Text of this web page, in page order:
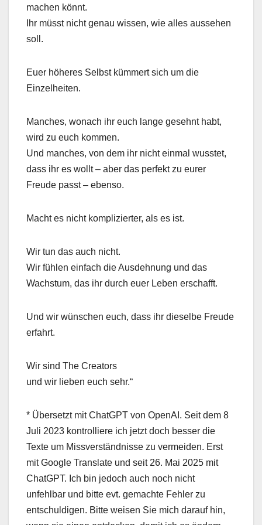
machen könnt.
Ihr müsst nicht genau wissen, wie alles aussehen
soll.
Euer höheres Selbst kümmert sich um die
Einzelheiten.
Manches, wonach ihr euch lange gesehnt habt,
wird zu euch kommen.
Und manches, von dem ihr nicht einmal wusstet,
dass ihr es wollt – aber das perfekt zu eurer
Freude passt – ebenso.
Macht es nicht komplizierter, als es ist.
Wir tun das auch nicht.
Wir fühlen einfach die Ausdehnung und das
Wachstum, das ihr durch euer Leben erschafft.
Und wir wünschen euch, dass ihr dieselbe Freude
erfahrt.
Wir sind The Creators
und wir lieben euch sehr.“
* Übersetzt mit ChatGPT von OpenAI. Seit dem 8
Juli 2023 kontrolliere ich jetzt doch besser die
Texte um Missverständnisse zu vermeiden. Erst
mit Google Translate und seit 26. Mai 2025 mit
ChatGPT. Ich bin jedoch auch noch nicht
unfehlbar und bitte evt. gemachte Fehler zu
entschuldigen. Bitte weisen Sie mich darauf hin,